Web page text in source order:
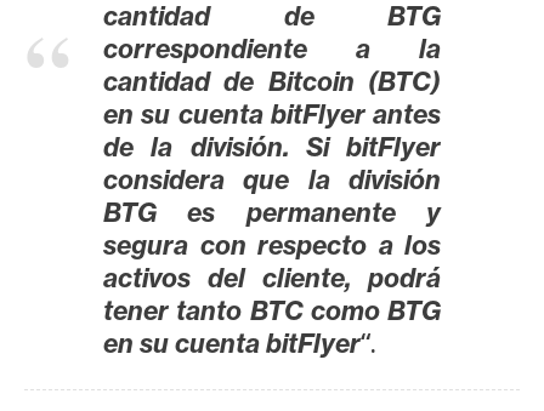
P
cantidad de BTG
correspondiente a la
cantidad de Bitcoin (BTC)
en su cuenta bitFlyer antes
de la división. Si bitFlyer
considera que la división
BTG es permanente y
segura con respecto a los
activos del cliente, podrá
tener tanto BTC como BTG
en su cuenta bitFlyer“.